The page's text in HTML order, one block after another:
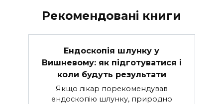
Рекомендовані книги
Ендоскопія шлунку у
Вишневому: як підготуватися і
коли будуть результати
Якщо лікар порекомендував
ендоскопію шлунку, природно